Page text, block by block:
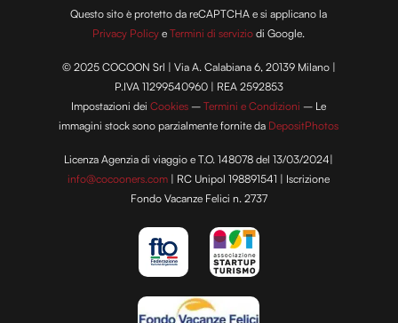
Questo sito è protetto da reCAPTCHA e si applicano la
Privacy Policy eTermini di servizio di Google.
© 2025 COCOON Srl | Via A. Calabiana 6, 20139 Milano |
P.IVA 11299540960 | REA 2592853
Impostazioni deiCookies –Termini e Condizioni – Le
immagini stock sono parzialmente fornite da DepositPhotos
Licenza Agenzia di viaggio e T.O. 148078 del 13/03/2024|
info@cocooners.com | RC Unipol 198891541 | Iscrizione
Fondo Vacanze Felici n. 2737